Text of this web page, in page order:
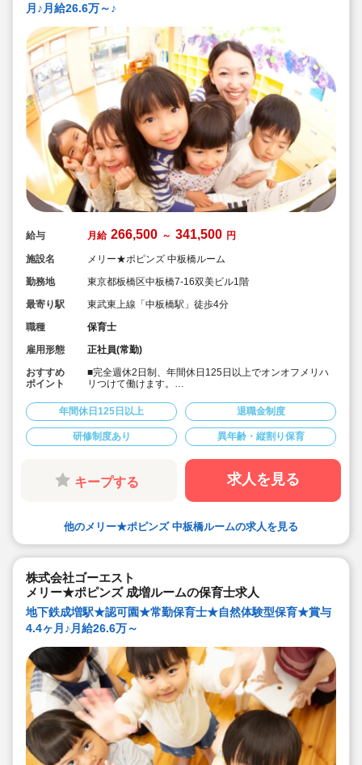
月♪月給26.6万～♪
給与 月給 266,500 ～ 341,500 円
施設名
メリー★ポピンズ 中板橋ルーム
勤務地
東京都板橋区中板橋7-16双美ビル1階
最寄り駅
東武東上線「中板橋駅」徒歩4分
職種
保育士
雇用形態
正社員(常勤)
おすすめ
ポイント
■完全週休2日制、年間休日125日以上でオンオフメリハ
リつけて働けます。
保育園です。男女の性別問わず明るく元気な保育士様ご
活躍されています。
■充実した研修制度があります。経験少ない方も安心して
スタートいただけます。
■残業は少ないです。あった場合もしっかり支給されま
■宿舎借上げ制度も利用可能です。
■入社後は出産などに合わせて産休育休取得や時短制度、
年間休日125日以上 退職金制度
研修制度あり 異年齢・縦割り保育
キープする 求人を見る
他のメリー★ポピンズ 中板橋ルームの求人を見る
株式会社ゴーエスト
メリー★ポピンズ 成増ルームの保育士求人
地下鉄成増駅★認可園★常勤保育士★自然体験型保育★賞与
4.4ヶ月♪月給26.6万～